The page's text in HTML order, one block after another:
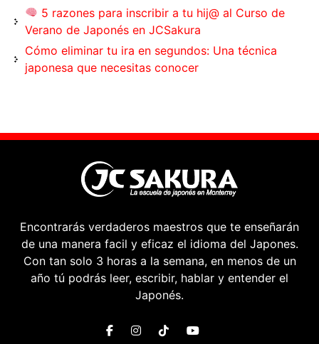
5 razones para inscribir a tu hij@ al Curso de
Verano de Japonés en JCSakura
Cómo eliminar tu ira en segundos: Una técnica
japonesa que necesitas conocer
Encontrarás verdaderos maestros que te enseñarán
de una manera facil y eficaz el idioma del Japones.
Con tan solo 3 horas a la semana, en menos de un
año tú podrás leer, escribir, hablar y entender el
Japonés.